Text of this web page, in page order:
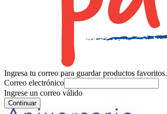
Ingresa tu correo para guardar productos favoritos.
Correo electrónico
Ingrese un correo válido
Continuar